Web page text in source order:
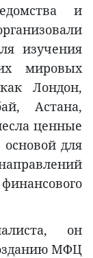
и
изучения
мировых
Лондон,
Астана,
ценные
для
он
МФЦ